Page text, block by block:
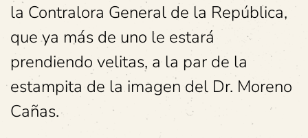
la Contralora General de la República,
que ya más de uno le estará
prendiendo velitas, a la par de la
estampita de la imagen del Dr. Moreno
Cañas.